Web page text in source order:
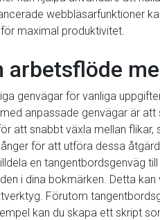
webbläsarfunktioner
maximal produktivitet.
arbetsflöde
genvägar för vanliga
anpassade genvägar är
att snabbt växla mellan
för att utföra dessa
en tangentbordsgenväg
i dina bokmärken. Detta
Förutom
kan du skapa ett skript